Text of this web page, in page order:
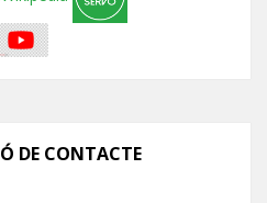
DE CONTACTE